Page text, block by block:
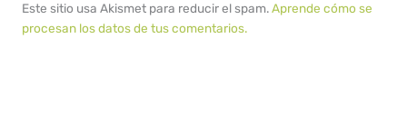
Este sitio usa Akismet para reducir el spam.Aprende cómo se
procesan los datos de tus comentarios.